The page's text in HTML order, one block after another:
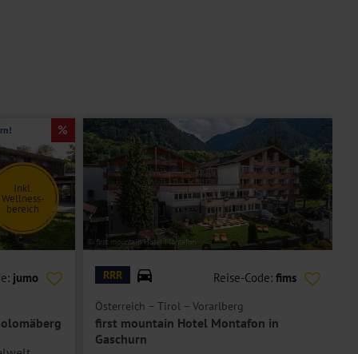
Inkl.
Wellness-
bereich
jumo
© first mountain Hotel Montafon
RRR Reise-Code: fims
Österreich – Tirol – Vorarlberg
first mountain Hotel Montafon in
Gaschurn